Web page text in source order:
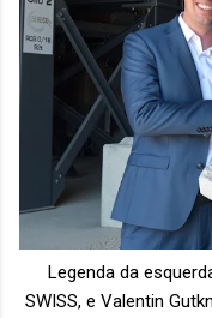
Legenda da
SWISS, e Valentin